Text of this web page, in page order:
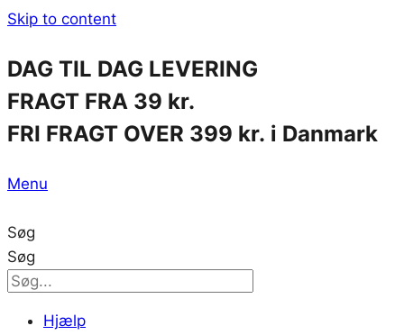
Skip to content
DAG TIL DAG LEVERING
FRAGT FRA 39 kr.
FRI FRAGT OVER 399 kr. i Danmark
Menu
Søg
Søg
Hjælp